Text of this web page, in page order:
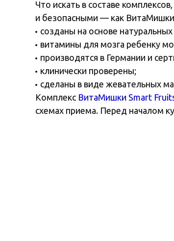
Что искать в составе
и безопасными — как ВитаМишки
созданы на основе
витамины для мозга ребенку
производятся в Германии и
клинически проверены;
сделаны в виде жевательных
Комплекс ВитаМишки Smart
схемах приема. Перед началом